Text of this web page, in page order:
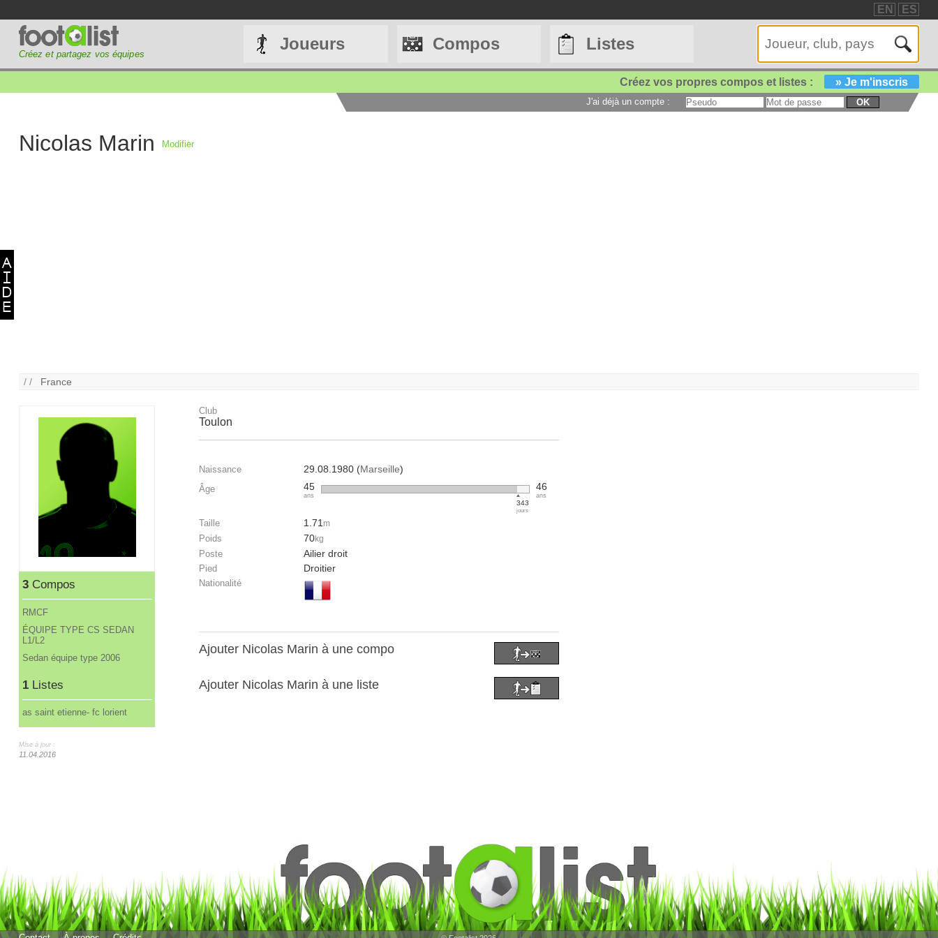
EN ES
Créez et partagez vos équipes
Joueurs Compos Listes
Créez vos propres compos et listes : » Je m'inscris
J'ai déjà un compte : OK
Nicolas Marin Modifier
/ / France
3Compos
RMCF
ÉQUIPE TYPE CS SEDAN
L1/L2
Sedan équipe type 2006
1Listes
as saint etienne- fc lorient
Mise à jour :
11.04.2016
Club
Toulon
Naissance 29.08.1980 (Marseille)
Âge 45
ans
343
jours
46
ans
Taille 1.71m
Poids 70kg
Poste Ailier droit
Pied Droitier
Nationalité
Ajouter Nicolas Marin à une compo
Ajouter Nicolas Marin à une liste